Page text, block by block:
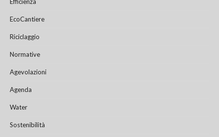
EcoCantiere
Riciclaggio
Normative
Agevolazioni
Agenda
Water
Sostenibilità